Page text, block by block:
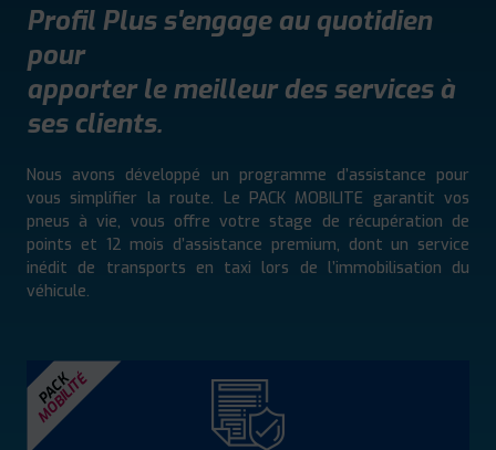
Profil Plus s'engage au quotidien
pour
apporter le meilleur des services à
ses clients.
Nous avons développé un programme d’assistance pour
vous simplifier la route. Le PACK MOBILITE garantit vos
pneus à vie, vous offre votre stage de récupération de
points et 12 mois d’assistance premium, dont un service
inédit de transports en taxi lors de l’immobilisation du
véhicule.
PACK
MOBILITÉ